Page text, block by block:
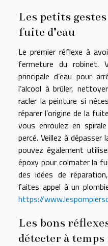
Les petits
fuite d’eau
Le premier réflexe à
fermeture du robinet.
principale d’eau pour
l’alcool à brûler,
racler la peinture si
réparer l’origine de la
vous enroulez en
percé. Veillez à
pouvez également
époxy pour colmater la
des idées de
faites appel à un
https://
Les bons
détecter à